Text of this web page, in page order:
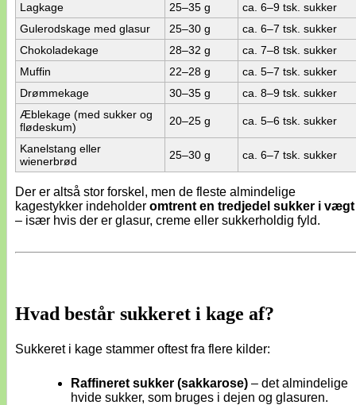
Lagkage
25–35 g
ca. 6–9 tsk. sukker
Gulerodskage med glasur
25–30 g
ca. 6–7 tsk. sukker
Chokoladekage
28–32 g
ca. 7–8 tsk. sukker
Muffin
22–28 g
ca. 5–7 tsk. sukker
Drømmekage
30–35 g
ca. 8–9 tsk. sukker
Æblekage (med sukker og
flødeskum)
20–25 g ca. 5–6 tsk. sukker
Kanelstang eller
wienerbrød
25–30 g ca. 6–7 tsk. sukker
Der er altså stor forskel, men de fleste almindelige
kagestykker indeholder omtrent en tredjedel sukker i vægt
– især hvis der er glasur, creme eller sukkerholdig fyld.
Hvad består sukkeret i kage af?
Sukkeret i kage stammer oftest fra flere kilder:
Raffineret sukker (sakkarose) – det almindelige
hvide sukker, som bruges i dejen og glasuren.